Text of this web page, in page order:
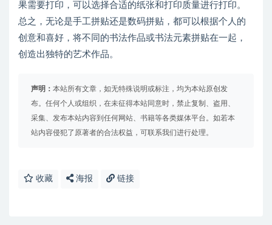
果需要打印，可以选择合适的纸张和打印质量进行打印。
总之，无论是手工拼贴还是数码拼贴，都可以根据个人的
创意和喜好，将不同的书法作品或书法元素拼贴在一起，
创造出独特的艺术作品。
声明： 本站所有文章，如无特殊说明或标注，均为本站原创发
布。任何个人或组织，在未征得本站同意时，禁止复制、盗用、
采集、发布本站内容到任何网站、书籍等各类媒体平台。如若本
站内容侵犯了原著者的合法权益，可联系我们进行处理。
收藏 海报 链接